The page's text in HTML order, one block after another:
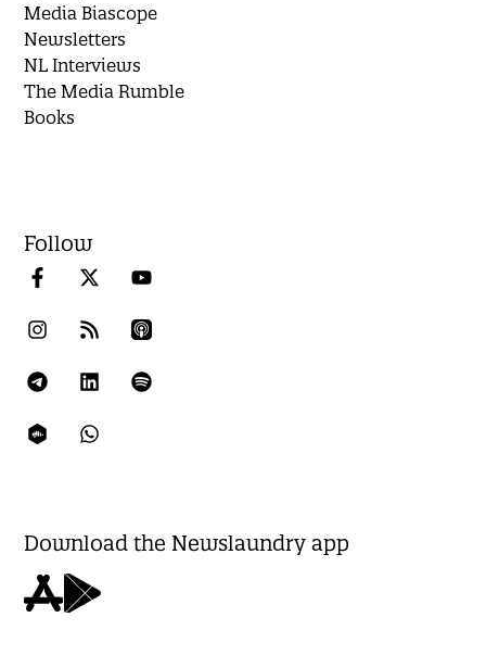
Media Biascope
Newsletters
NL Interviews
The Media Rumble
Books
Follow
Download the Newslaundry app